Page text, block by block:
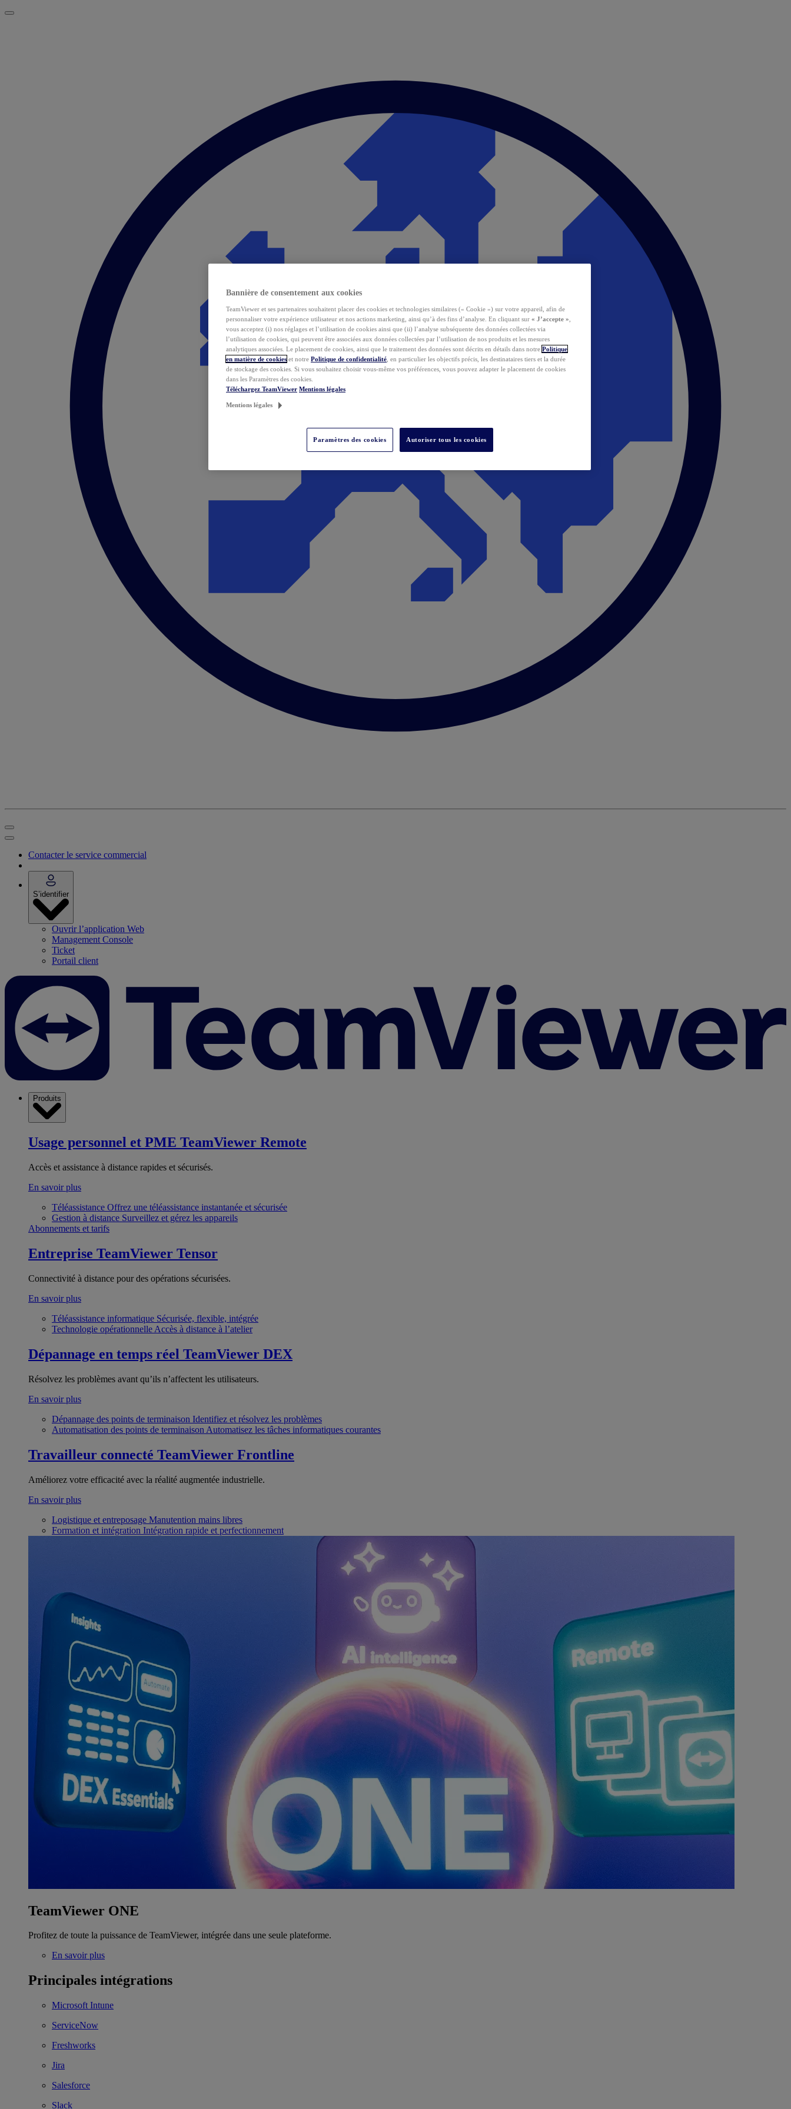
Contacter le service commercial
S’identifier
Ouvrir l’application Web
Management Console
Ticket
Portail client
Produits
Usage personnel et PME TeamViewer Remote
Accès et assistance à distance rapides et sécurisés.
En savoir plus
Téléassistance Offrez une téléassistance instantanée et sécurisée
Gestion à distance Surveillez et gérez les appareils
Abonnements et tarifs
Entreprise TeamViewer Tensor
Connectivité à distance pour des opérations sécurisées.
En savoir plus
Téléassistance informatique Sécurisée, flexible, intégrée
Technologie opérationnelle Accès à distance à l’atelier
Dépannage en temps réel TeamViewer DEX
Résolvez les problèmes avant qu’ils n’affectent les utilisateurs.
En savoir plus
Dépannage des points de terminaison Identifiez et résolvez les problèmes
Automatisation des points de terminaison Automatisez les tâches informatiques courantes
Travailleur connecté TeamViewer Frontline
Améliorez votre efficacité avec la réalité augmentée industrielle.
En savoir plus
Logistique et entreposage Manutention mains libres
Formation et intégration Intégration rapide et perfectionnement
TeamViewer ONE
Profitez de toute la puissance de TeamViewer, intégrée dans une seule plateforme.
En savoir plus
Principales intégrations
Microsoft Intune
ServiceNow
Freshworks
Jira
Salesforce
Slack
Bannière de consentement aux cookies
TeamViewer et ses partenaires souhaitent placer des cookies et technologies similaires (« Cookie ») sur votre appareil, afin de
personnaliser votre expérience utilisateur et nos actions marketing, ainsi qu’à des fins d’analyse. En cliquant sur « J’accepte »
vous acceptez (i) nos réglages et l’utilisation de cookies ainsi que (ii) l’analyse subséquente des données collectées via
l’utilisation de cookies, qui peuvent être associées aux données collectées par l’utilisation de nos produits et les mesures
analytiques associées. Le placement de cookies, ainsi que le traitement des données sont décrits en détails dans notre Politique
en matière de cookies et notre Politique de confidentialité , en particulier les objectifs précis, les destinataires tiers et la durée
de stockage des cookies. Si vous souhaitez choisir vous-même vos préférences, vous pouvez adapter le placement de cookies
dans les Paramètres des cookies.
Téléchargez TeamViewer Mentions légales
Mentions légales
Paramètres des cookies Autoriser tous les cookies